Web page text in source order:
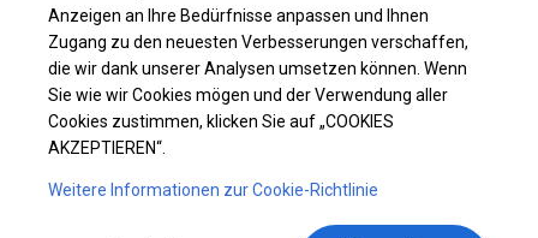
BESTSELLER
Anzeigen an Ihre Bedürfnisse anpassen und Ihnen
Zugang zu den neuesten Verbesserungen verschaffen,
die wir dank unserer Analysen umsetzen können. Wenn
Sie wie wir Cookies mögen und der Verwendung aller
Cookies zustimmen, klicken Sie auf „COOKIES
AKZEPTIEREN“.
Weitere Informationen zur Cookie-Richtlinie